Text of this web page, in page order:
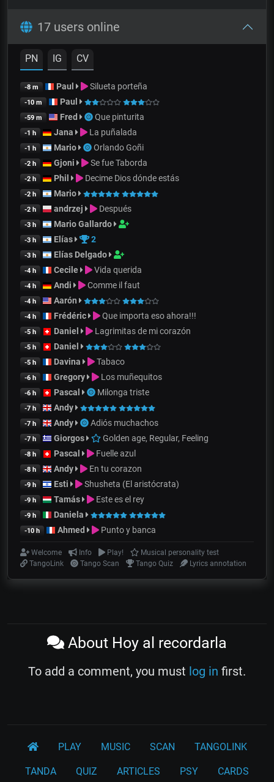
17 users online
PN IG CV
-8 m Paul Silueta porteña
-10 m Paul
-59 m Fred Que pinturita
-1 h Jana La puñalada
-1 h Mario Orlando Goñi
-2 h Gjoni Se fue Taborda
-2 h Phil Decime Dios dónde estás
-2 h Mario
-2 h andrzej Después
-3 h Mario Gallardo
-3 h Elías 2
-3 h Elías Delgado
-4 h Cecile Vida querida
-4 h Andi Comme il faut
-4 h Aarón
-4 h Frédéric Que importa eso ahora!!!
-5 h Daniel Lagrimitas de mi corazón
-5 h Daniel
-5 h Davina Tabaco
-6 h Gregory Los muñequitos
-6 h Pascal Milonga triste
-7 h Andy
-7 h Andy Adiós muchachos
-7 h Giorgos Golden age, Regular, Feeling
-8 h Pascal Fuelle azul
-8 h Andy En tu corazon
-9 h Esti Shusheta (El aristócrata)
-9 h Tamás Este es el rey
-9 h Daniela
-10 h Ahmed Punto y banca
Welcome Info Play!
Musical personality test
TangoLink
Tango Scan Tango Quiz Lyrics annotation
About Hoy al recordarla
To add a comment, you must log in first.
PLAY MUSIC SCAN TANGOLINK
TANDA QUIZ ARTICLES PSY CARDS